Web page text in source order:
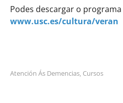
Podes descargar o programa
www.usc.es/cultura/veran
Atención Ás Demencias, Cursos